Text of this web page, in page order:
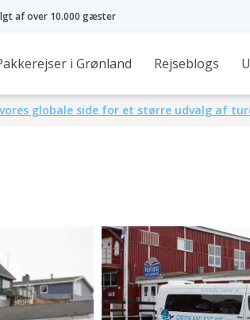
af over 10.000 gæster
i Grønland Rejseblogs
globale side for et større udvalg af